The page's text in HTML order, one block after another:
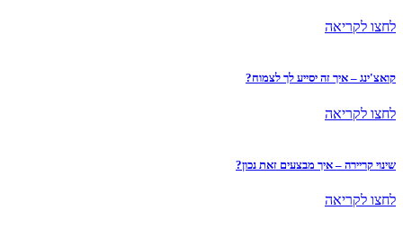
לחצו לקריאה
קואצ'ינג – איך זה יסייע לך לצמוח?
לחצו לקריאה
שינוי קריירה – איך מבצעים זאת נכון?
לחצו לקריאה